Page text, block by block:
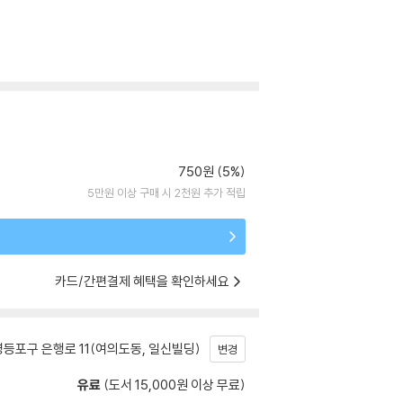
750원 (5%)
5만원 이상 구매 시 2천원 추가 적립
카드/간편결제 혜택을 확인하세요
포구 은행로 11(여의도동, 일신빌딩) 변경
유료 (도서 15,000원 이상 무료)